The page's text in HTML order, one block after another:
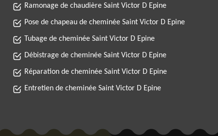
Ramonage de chaudière Saint Victor D Epine
Pose de chapeau de cheminée Saint Victor D Epine
Tubage de cheminée Saint Victor D Epine
Débistrage de cheminée Saint Victor D Epine
Réparation de cheminée Saint Victor D Epine
Entretien de cheminée Saint Victor D Epine